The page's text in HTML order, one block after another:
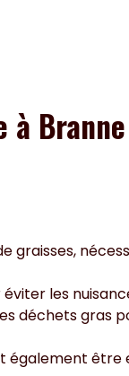
à Branne
graisses,
les
déchets gras
également